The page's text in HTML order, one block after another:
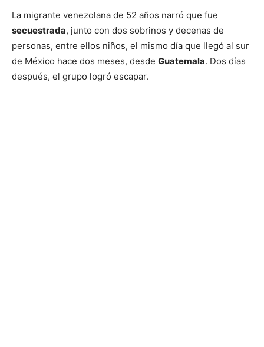
La migrante venezolana de 52 años narró que fue
secuestrada, junto con dos sobrinos y decenas de
personas, entre ellos niños, el mismo día que llegó al sur
de México hace dos meses, desde Guatemala. Dos días
después, el grupo logró escapar.